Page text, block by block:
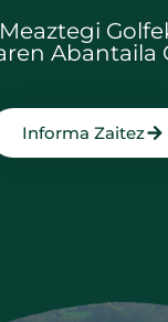
Abantaila
Informa Zaitez